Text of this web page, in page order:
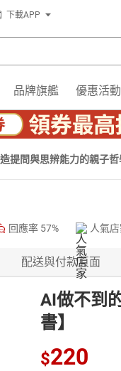
下載APP
品牌旗艦 優惠活動
提問與思辨能力的親子哲
回應率 57% 人氣
配送與付款頁面
AI做不到
書】
$220